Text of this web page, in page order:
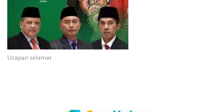
Ucapan selamat